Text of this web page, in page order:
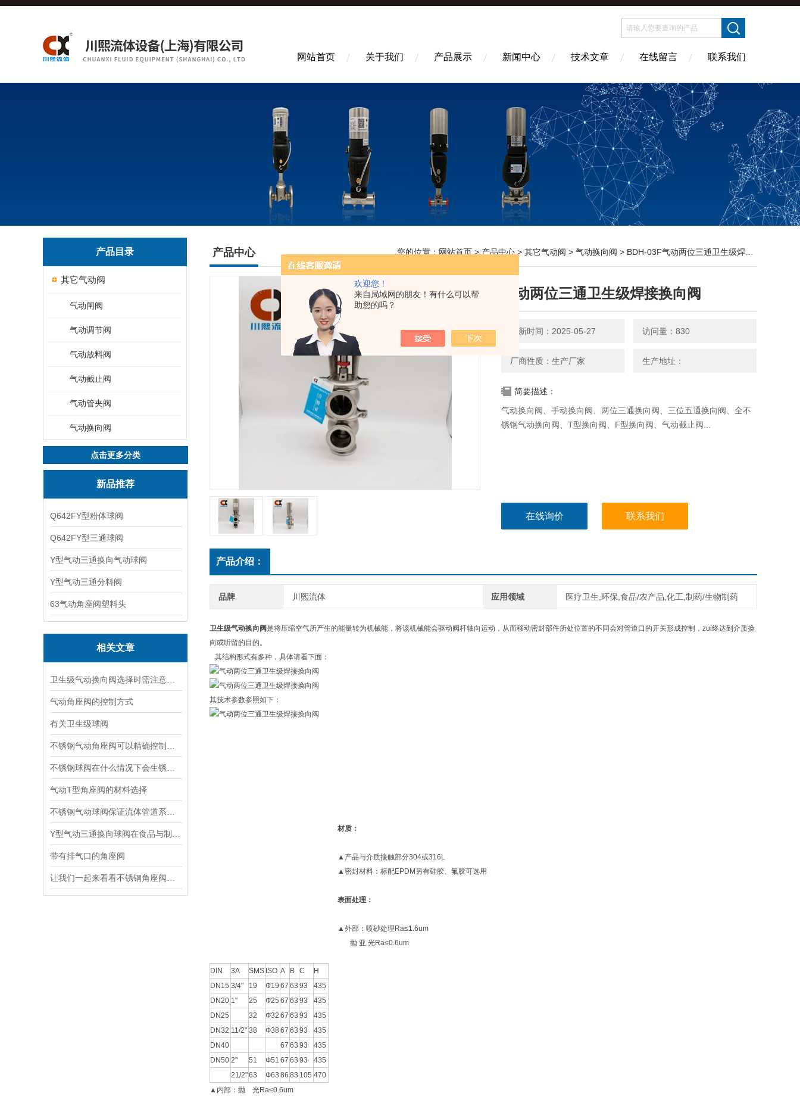
欢迎您！
来自局域网的朋友！有什么可以帮
助您的吗？
网站首页 关于我们 产品展示 新闻中心 技术文章 在线留言 联系我们
产品目录
其它气动阀
气动闸阀
气动调节阀
气动放料阀
气动截止阀
气动管夹阀
气动换向阀
点击更多分类
新品推荐
Q642FY型粉体球阀
Q642FY型三通球阀
Y型气动三通换向气动球阀
Y型气动三通分料阀
63气动角座阀塑料头
相关文章
气动角座阀的控制方式
有关卫生级球阀
气动T型角座阀的材料选择
带有排气口的角座阀
产品中心 您的位置： 网站首页 > 产品中心 > 其它气动阀 > 气动换向阀 > BDH-03F气动两位三通卫生级焊接换向阀
气动两位三通卫生级焊接换向阀
更新时间：2025-05-27 访问量：830
厂商性质：生产厂家 生产地址：
简要描述：
气动换向阀、手动换向阀、两位三通换向阀、三位五通换向阀、全不
锈钢气动换向阀、T型换向阀、F型换向阀、气动截止阀...
在线询价 联系我们
产品介绍：
品牌 川熙流体 应用领域 医疗卫生,环保,食品/农产品,化工,制药/生物制药
卫生级气动换向阀是将压缩空气所产生的能量转为机械能，将该机械能会驱动阀杆轴向运动，从而移动密封部件所处位置的不同会对管道口的开关形成控制，zui终达到介质换
向或听留的目的。
其结构形式有多种，具体请看下面：
其技术参数参照如下：
DIN 3A SMS ISO A B C
H
DN15 3/4" 19 Ф19 67 63 93
435
DN20 1" 25 Ф25 67 63 93
435
DN25
32 Ф32 67 63 93
435
DN32 11/2" 38 Ф38 67 63 93
435
DN40
67 63 93
435
DN50 2" 51 Ф51 67 63 93
435
21/2"63 Ф63 86 83 105 470
材质：
▲产品与介质接触部分304或316L
▲密封材料：标配EPDM另有硅胶、氟胶可选用
表面处理：
▲外部：喷砂处理Ra≤1.6um
抛 亚 光Ra≤0.6um
▲内部：抛 光Ra≤0.6um